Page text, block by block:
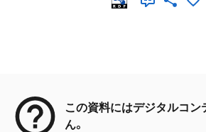
この資料にはデジタルコ
ん。